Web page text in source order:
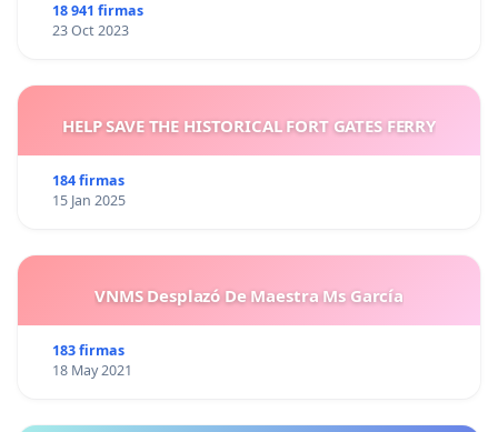
18 941 firmas
23 Oct 2023
HELP SAVE THE HISTORICAL FORT GATES FERRY
184 firmas
15 Jan 2025
VNMS Desplazó De Maestra Ms García
183 firmas
18 May 2021